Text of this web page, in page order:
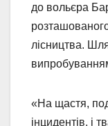
до вольєра
лісництва.
«На щастя,
інцидентів, і